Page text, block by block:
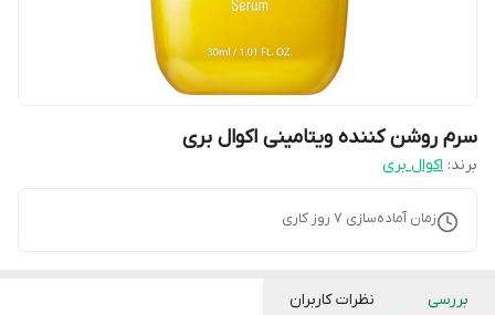
سرم روشن کننده ویتامینی اکوال بری
برند: اکوال بری
زمان آماده‌سازی 7 روز کاری
بررسی نظرات کاربران